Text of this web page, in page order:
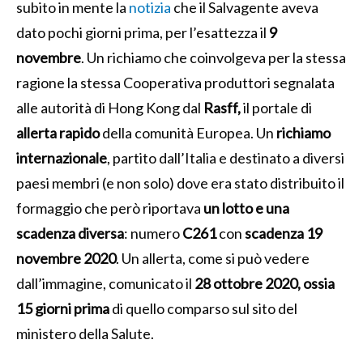
subito in mente la notizia che il Salvagente aveva
dato pochi giorni prima, per l’esattezza il 9
novembre. Un richiamo che coinvolgeva per la stessa
ragione la stessa Cooperativa produttori segnalata
alle autorità di Hong Kong dal Rasff,il portale di
allerta rapidodella comunità Europea. Un richiamo
internazionale, partito dall’Italia e destinato a diversi
paesi membri (e non solo) dove era stato distribuito il
formaggio che però riportava un lotto e una
scadenza diversa: numeroC261conscadenza 19
novembre 2020. Un allerta, come si può vedere
dall’immagine, comunicato il 28 ottobre 2020, ossia
15 giorni primadi quello comparso sul sito del
ministero della Salute.